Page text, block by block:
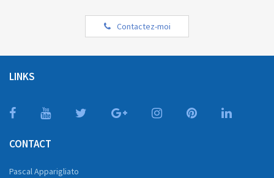
Contactez-moi
LINKS
CONTACT
Pascal Apparigliato